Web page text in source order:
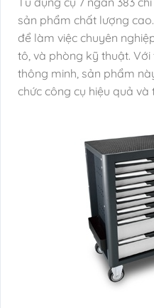
sản phẩm chất lượng
để làm việc chuyên
tô, và phòng kỹ thuật.
thông minh, sản phẩm
chức công cụ hiệu quả và